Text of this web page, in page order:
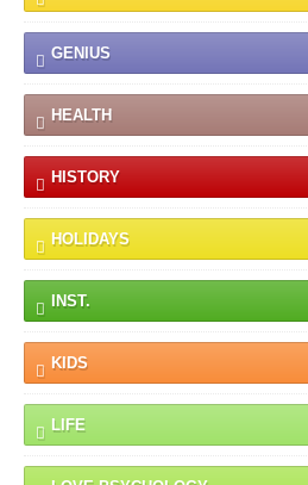
GENIUS
HEALTH
HISTORY
HOLIDAYS
INST.
KIDS
LIFE